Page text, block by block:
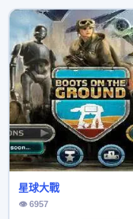
星球大戰
👁 6957